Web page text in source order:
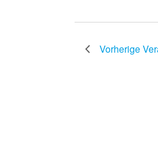
Vorherige